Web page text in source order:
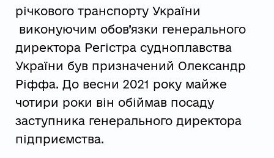
річкового транспорту України
виконуючим обов’язки генерального
директора Регістра судноплавства
України був призначений Олександр
Ріффа. До весни 2021 року майже
чотири роки він обіймав посаду
заступника генерального директора
підприємства.